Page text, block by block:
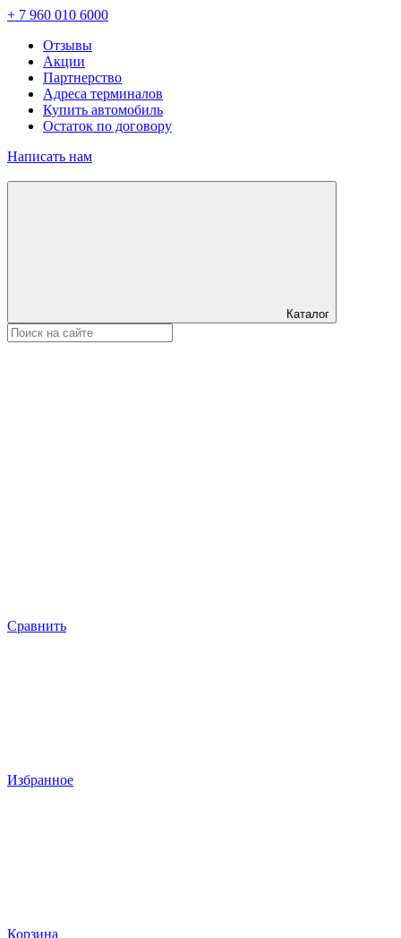
+ 7 960 010 6000
Отзывы
Акции
Партнерство
Адреса терминалов
Купить автомобиль
Остаток по договору
Написать нам
Каталог
Сравнить
Избранное
Корзина